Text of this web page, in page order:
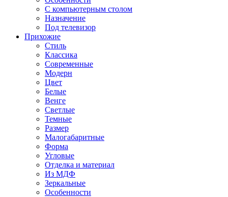
С компьютерным столом
Назначение
Под телевизор
Прихожие
Стиль
Классика
Современные
Модерн
Цвет
Белые
Венге
Светлые
Темные
Размер
Малогабаритные
Форма
Угловые
Отделка и материал
Из МДФ
Зеркальные
Особенности